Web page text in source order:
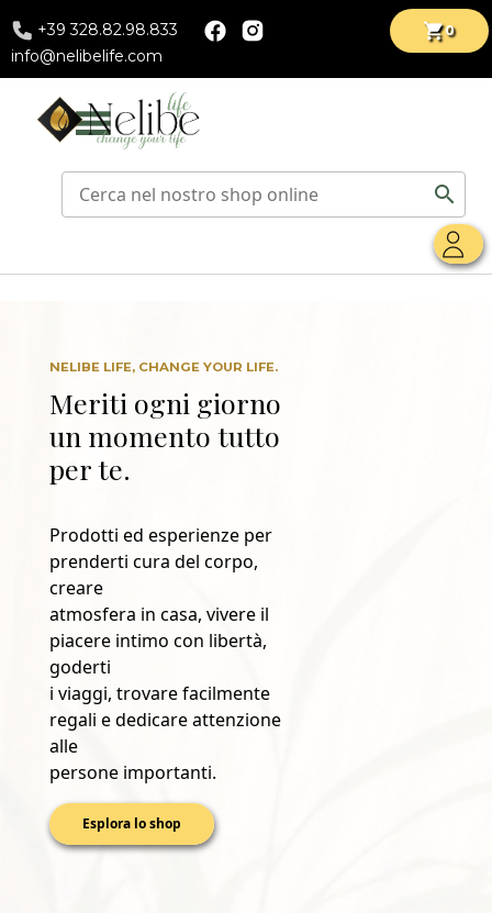
+39 328.82.98.833
info@nelibelife.com
shopping_cart0
menu
search
NELIBE LIFE, CHANGE YOUR LIFE.
Meriti ogni giorno
un momento tutto
per te.
Prodotti ed esperienze per
prenderti cura del corpo,
creare
atmosfera in casa, vivere il
piacere intimo con libertà,
goderti
i viaggi, trovare facilmente
regali e dedicare attenzione
alle
persone importanti.
Esplora lo shop